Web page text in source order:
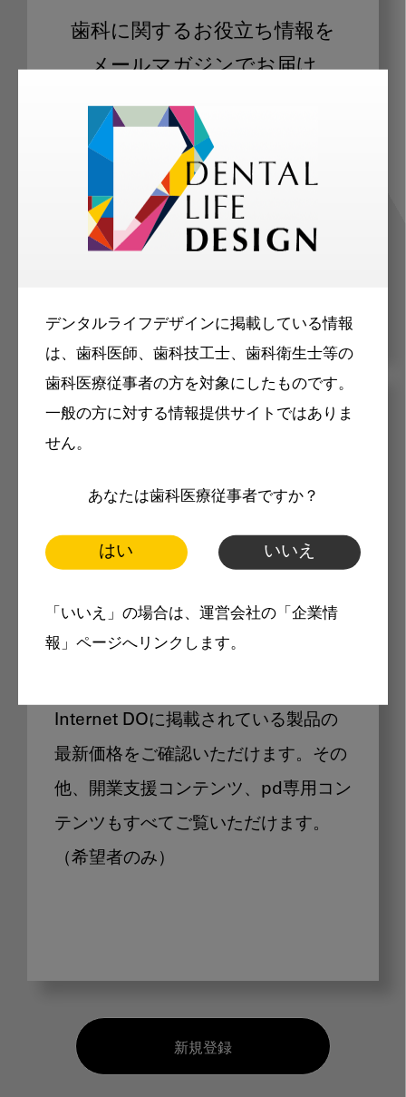
デンタルライフデザインに掲載している情報
は、歯科医師、歯科技工士、歯科衛生士等の
歯科医療従事者の方を対象にしたものです。
一般の方に対する情報提供サイトではありま
せん。
あなたは歯科医療従事者ですか？
はい いいえ
「いいえ」の場合は、運営会社の「企業情
報」ページへリンクします。
歯科に関するお役立ち情報を
メールマガジンでお届け
ご登録いただいた職種（歯科医師、歯
科衛生士、歯科技工士）に合わせた内
容のメールマガジンをお届けします。
メリット
製品価格も閲覧可能
Internet DOに掲載されている製品の
最新価格をご確認いただけます。その
他、開業支援コンテンツ、pd専用コン
テンツもすべてご覧いただけます。
（希望者のみ）
新規登録